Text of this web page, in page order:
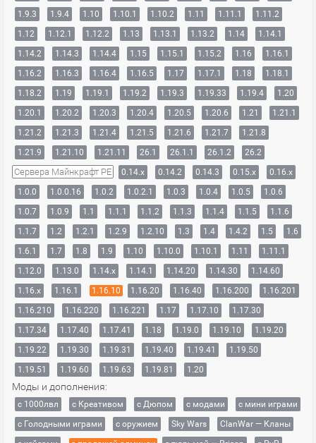
1.9.3
1.9.4 1.10 1.10.1 1.10.2 1.11 1.11.1
1.11.2
1.12
1.12.1 1.12.2 1.13 1.13.1 1.13.2 1.14
1.14.1
1.14.2
1.14.3 1.14.4 1.15 1.15.1 1.15.2 1.16
1.16.1
1.16.2
1.16.3 1.16.4 1.16.5 1.17 1.17.1 1.18
1.18.1
1.18.2
1.19 1.19.1 1.19.2 1.19.3 1.19.33 1.19.4
1.20
1.20.1
1.20.2 1.20.3 1.20.4 1.20.5 1.20.6 1.21
1.21.1
1.21.2
1.21.3 1.21.4 1.21.5 1.21.6 1.21.7
1.21.8
1.21.9
1.21.10 1.21.11 26.1 26.1.1 26.1.2 26.2
Сервера Майнкрафт PE 0.14.x 0.14.2 0.14.3 0.15.x
0.16.x
1.0.0
1.0.0.16 1.0.2 1.0.2.1 1.0.3 1.0.4 1.0.5
1.0.6
1.0.7
1.0.9 1.1 1.1.1 1.1.2 1.1.3 1.1.4 1.1.5
1.1.6
1.1.7
1.2 1.2.1 1.2.9 1.2.10 1.3 1.4 1.4.2 1.5
1.6
1.6.1
1.7 1.8 1.9 1.10 1.10.0 1.10.1 1.11
1.11.1
1.12.0
1.13.0 1.14.x 1.14.1 1.14.20 1.14.30
1.14.60
1.16.x
1.16.1 1.16.10 1.16.20 1.16.40 1.16.200
1.16.201
1.16.210
1.16.220 1.16.221 1.17 1.17.10
1.17.30
1.17.34
1.17.40 1.17.41 1.18 1.19.0 1.19.10
1.19.20
1.19.22
1.19.30 1.19.31 1.19.40 1.19.41
1.19.50
1.19.51
1.19.60 1.19.63 1.19.81 1.20
Моды и дополнения:
с 1000лвл c Креативом с Дюпом с модами
с мини играми
с Голодными играми
с оружием Sky Wars
ClanWar — Кланы